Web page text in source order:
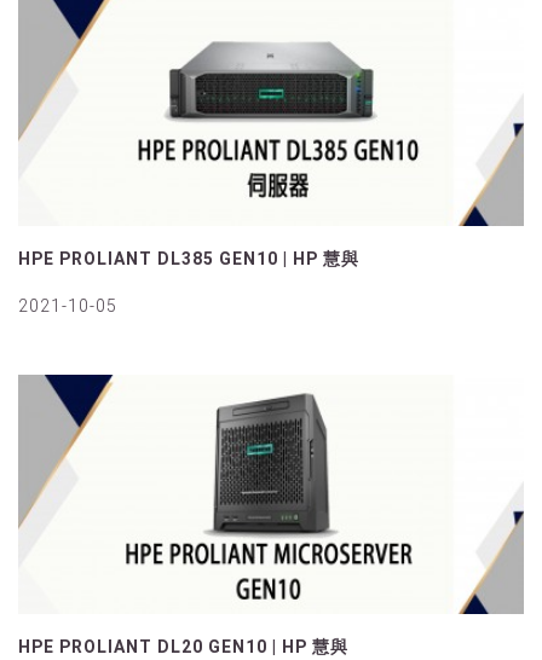
HPE PROLIANT DL385 GEN10 | HP 慧與
2021-10-05
HPE PROLIANT DL20 GEN10 | HP 慧與